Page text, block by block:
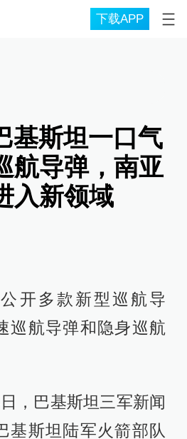
下载APP
基斯坦一口气
航导弹，南亚
入新领域
开多款新型巡航导
巡航导弹和隐身巡航
，巴基斯坦三军新闻
基斯坦陆军火箭部队